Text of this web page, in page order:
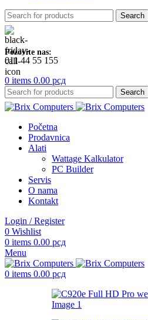
Search
Pozovite nas:
011 44 55 155
0 items 0.00 рсд
Search
Početna
Prodavnica
Alati
Wattage Kalkulator
PC Builder
Servis
O nama
Kontakt
Login / Register
0 Wishlist
0 items 0.00 рсд
Menu
0 items 0.00 рсд